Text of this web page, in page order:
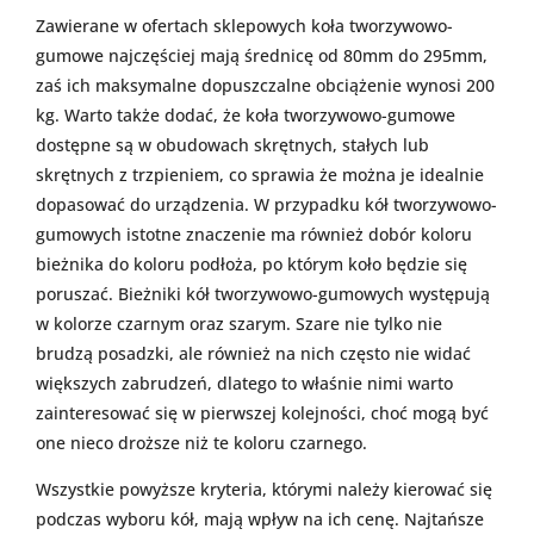
Zawierane w ofertach sklepowych koła tworzywowo-
gumowe najczęściej mają średnicę od 80mm do 295mm,
zaś ich maksymalne dopuszczalne obciążenie wynosi 200
kg. Warto także dodać, że koła tworzywowo-gumowe
dostępne są w obudowach skrętnych, stałych lub
skrętnych z trzpieniem, co sprawia że można je idealnie
dopasować do urządzenia. W przypadku kół tworzywowo-
gumowych istotne znaczenie ma również dobór koloru
bieżnika do koloru podłoża, po którym koło będzie się
poruszać. Bieżniki kół tworzywowo-gumowych występują
w kolorze czarnym oraz szarym. Szare nie tylko nie
brudzą posadzki, ale również na nich często nie widać
większych zabrudzeń, dlatego to właśnie nimi warto
zainteresować się w pierwszej kolejności, choć mogą być
one nieco droższe niż te koloru czarnego.
Wszystkie powyższe kryteria, którymi należy kierować się
podczas wyboru kół, mają wpływ na ich cenę. Najtańsze